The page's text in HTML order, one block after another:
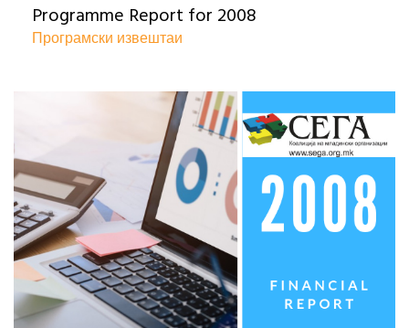
Programme Report for 2008
Програмски извештаи